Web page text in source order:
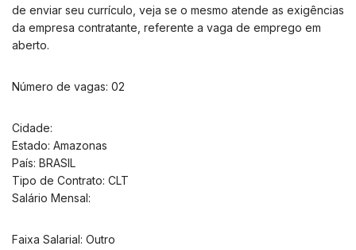
de enviar seu currículo, veja se o mesmo atende as exigências
da empresa contratante, referente a vaga de emprego em
aberto.
Número de vagas: 02
Cidade:
Estado: Amazonas
País: BRASIL
Tipo de Contrato: CLT
Salário Mensal:
Faixa Salarial: Outro